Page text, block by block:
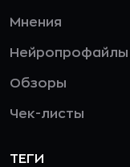
Мнения
Нейропрофайлы
Обзоры
Чек-листы
ТЕГИ